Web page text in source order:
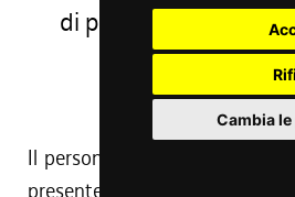
Cambia
di particolari
Art. 31
Il personale che alla data di
presente legge si trova in